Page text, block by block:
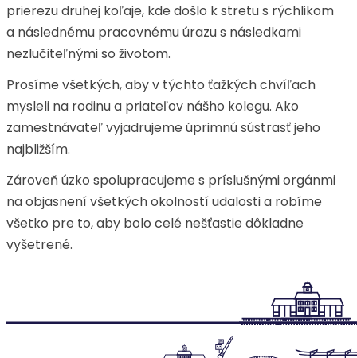
prierezu druhej koľaje, kde došlo k stretu s rýchlikom
a následnému pracovnému úrazu s následkami
nezlučiteľnými so životom.
Prosíme všetkých, aby v týchto ťažkých chvíľach
mysleli na rodinu a priateľov nášho kolegu. Ako
zamestnávateľ vyjadrujeme úprimnú sústrasť jeho
najbližším.
Zároveň úzko spolupracujeme s príslušnými orgánmi
na objasnení všetkých okolností udalosti a robíme
všetko pre to, aby bolo celé nešťastie dôkladne
vyšetrené.